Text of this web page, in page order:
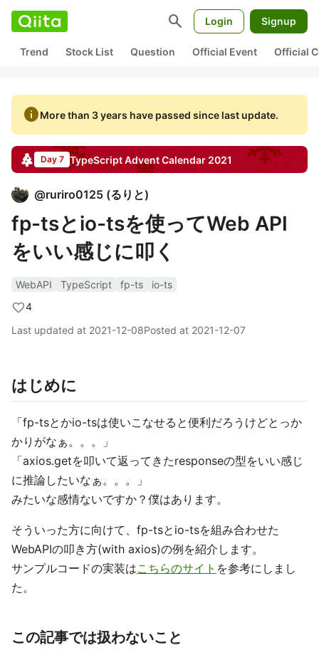
search Login Signup
Trend Stock List Question Official Event Official
infoMore than 3 years have passed since last update.
Day 7 TypeScriptAdvent Calendar 2021
@ruriro0125 (るりと)
fp-tsとio-tsを使ってWeb API
をいい感じに叩く
WebAPI TypeScript fp-ts
io-ts
4
Last updated at 2021-12-08Posted at 2021-12-07
はじめに
「fp-tsとかio-tsは使いこなせると便利だろうけどとっか
かりがなぁ。。。」
「axios.getを叩いて返ってきたresponseの型をいい感じ
に推論したいなぁ。。。」
みたいな感情ないですか？僕はあります。
そういった方に向けて、fp-tsとio-tsを組み合わせた
WebAPIの叩き方(with axios)の例を紹介します。
サンプルコードの実装はこちらのサイト を参考にしまし
た。
この記事では扱わないこと